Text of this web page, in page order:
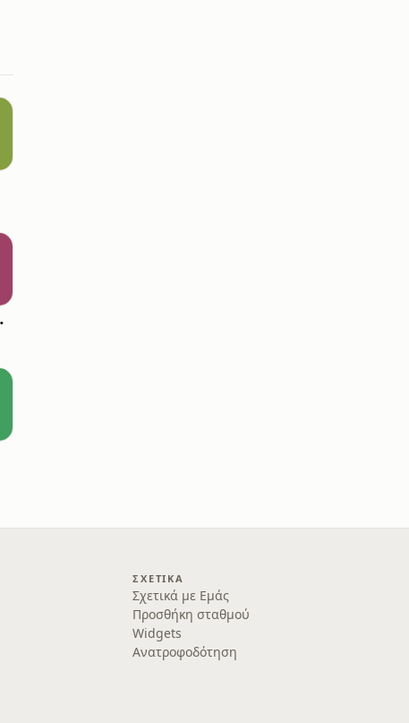
ΣΧΕΤΙΚΆ
Σχετικά με Εμάς
Προσθήκη σταθμού
Widgets
Ανατροφοδότηση